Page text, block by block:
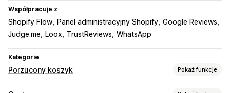
Współpracuje z
Shopify Flow Panel administracyjny Shopify Google Reviews
Judge.me
Loox TrustReviews WhatsApp
Kategorie
Porzucony koszyk Pokaż funkcje